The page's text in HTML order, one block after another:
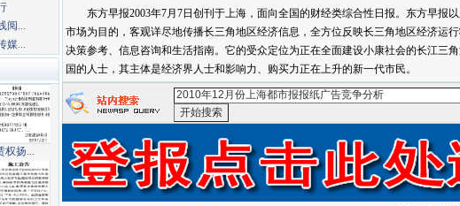
东方早报2003年7月7日创刊于上海，面向全国的财经类综合性日报。东方早报
市场为目的，客观详尽地传播长三角地区经济信息，全方位反映长三角地区经济运
决策参考、信息咨询和生活指南。它的受众定位为正在全面建设小康社会的长江三
国的人士，其主体是经济界人士和影响力、购买力正在上升的新一代市民。
阅...
媒...
权扬...